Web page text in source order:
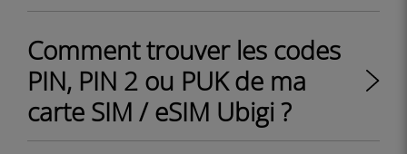
Comment trouver les codes
PIN, PIN 2 ou PUK de ma
carte SIM / eSIM Ubigi ?